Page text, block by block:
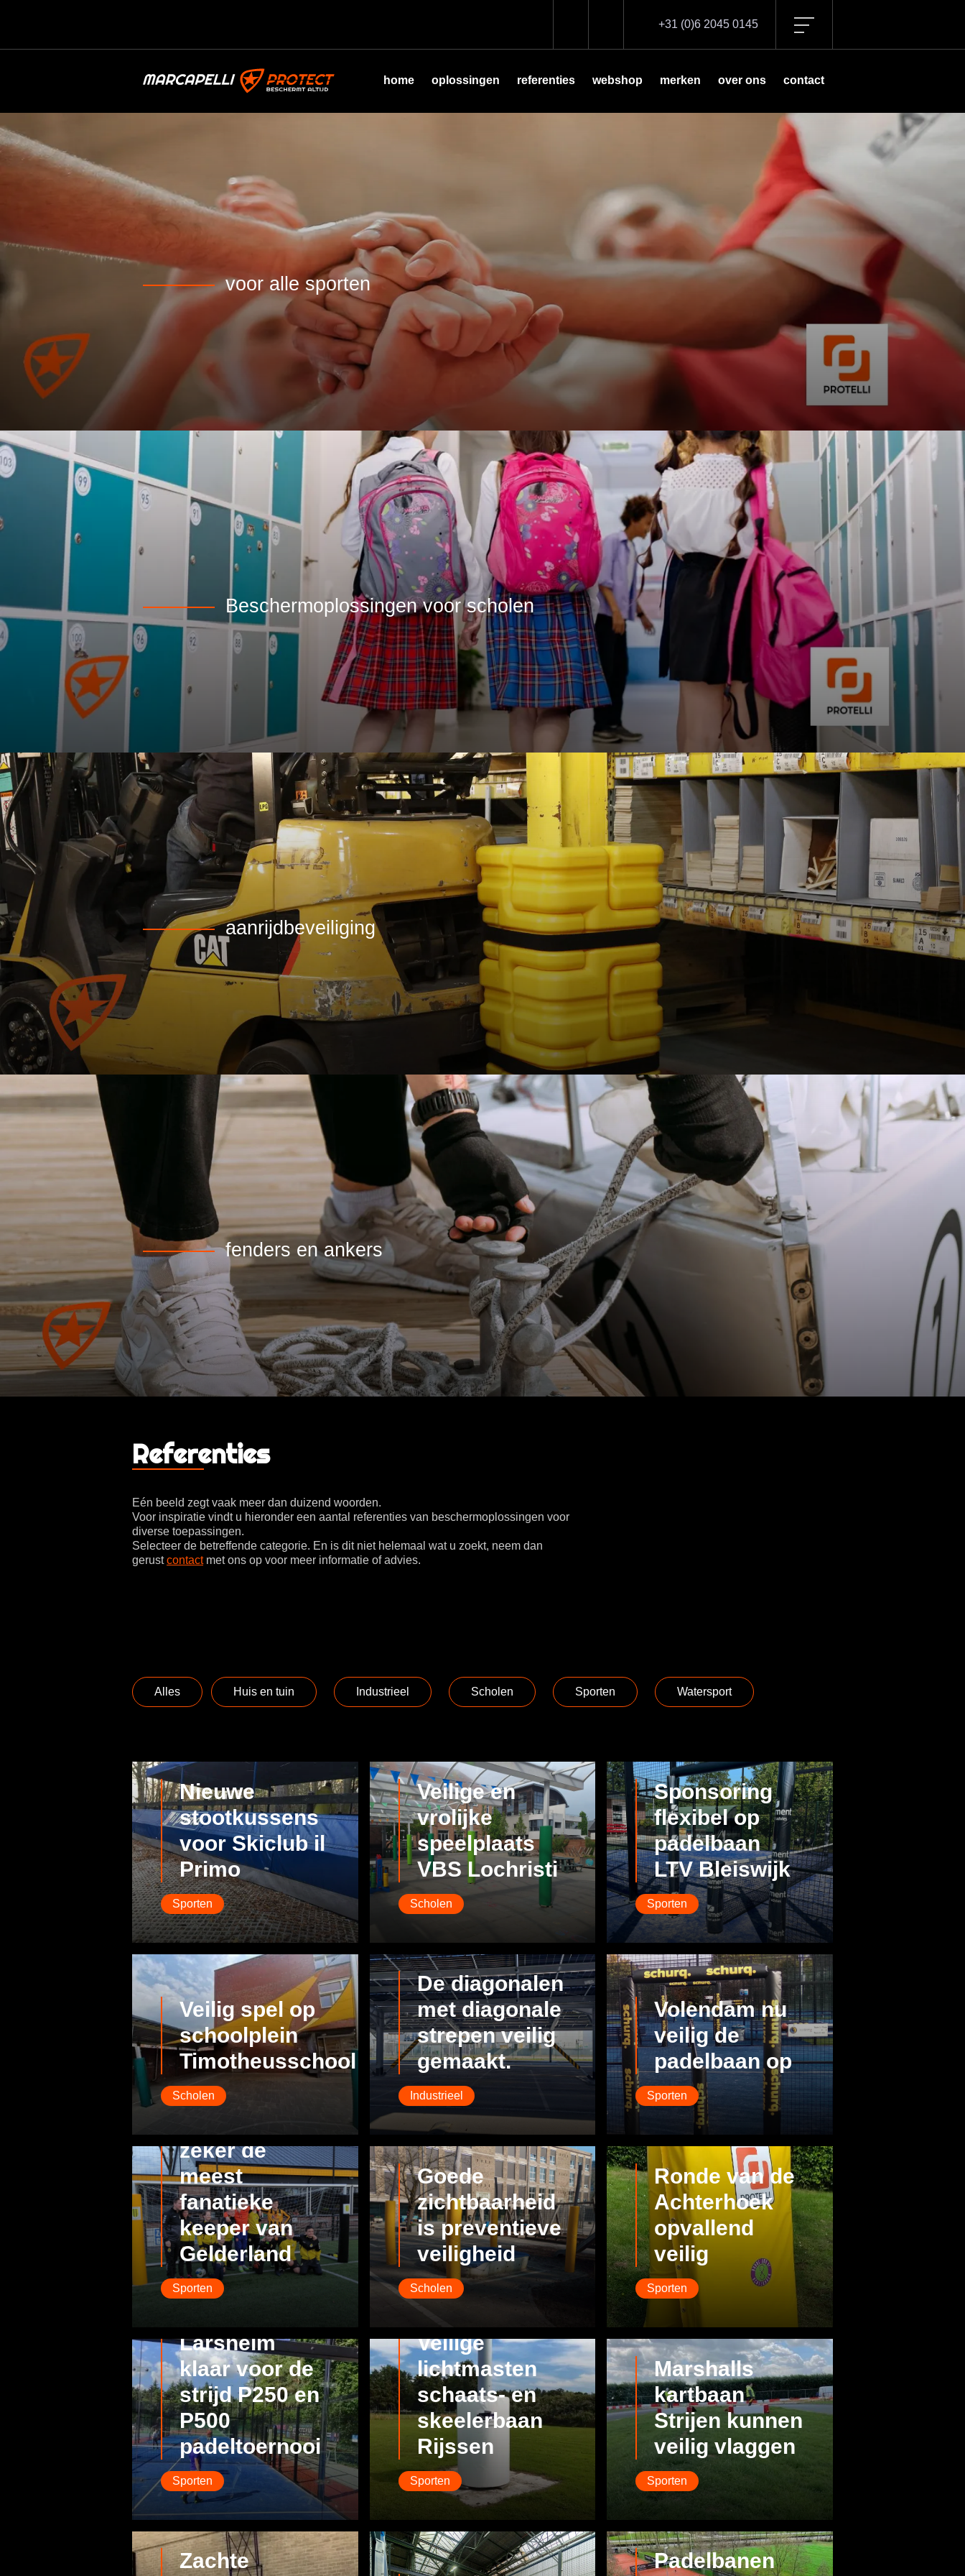
+31 (0)6 2045 0145
home oplossingen referenties webshop merken over ons contact
voor alle sporten
Beschermoplossingen voor scholen
aanrijdbeveiliging
fenders en ankers
Referenties
Eén beeld zegt vaak meer dan duizend woorden.
Voor inspiratie vindt u hieronder een aantal referenties van beschermoplossingen voor
diverse toepassingen.
Selecteer de betreffende categorie. En is dit niet helemaal wat u zoekt, neem dan
gerustcontactmet ons op voor meer informatie of advies.
Alles Huis en tuin Industrieel Scholen Sporten Watersport
Nieuwe
stootkussens
voor Skiclub il
Primo
Sporten
Veilige en
vrolijke
speelplaats
VBS Lochristi
Scholen
Sponsoring
flexibel op
padelbaan
LTV Bleiswijk
Sporten
Veilig spel op
schoolplein
Timotheusschool
Scholen
De diagonalen
met diagonale
strepen veilig
gemaakt.
Industrieel
Volendam nu
veilig de
padelbaan op
Sporten
zeker de
meest
fanatieke
keeper van
Gelderland
Sporten
Goede
zichtbaarheid
is preventieve
veiligheid
Scholen
Ronde van de
Achterhoek
opvallend
veilig
Sporten
Larsheim
klaar voor de
strijd P250 en
P500
padeltoernooi
Sporten
Veilige
lichtmasten
schaats- en
skeelerbaan
Rijssen
Sporten
Marshalls
kartbaan
Strijen kunnen
veilig vlaggen
Sporten
Zachte
Padelbanen